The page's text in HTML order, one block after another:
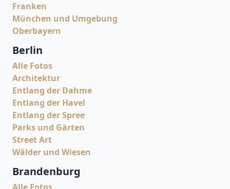
Franken
München und Umgebung
Oberbayern
Berlin
Alle Fotos
Architektur
Entlang der Dahme
Entlang der Havel
Entlang der Spree
Parks und Gärten
Street Art
Wälder und Wiesen
Brandenburg